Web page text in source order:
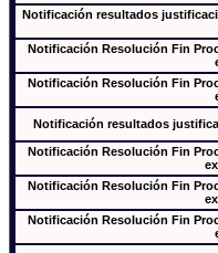
Notificación resultados
Notificación Resolución Fin
Notificación Resolución Fin
Notificación resultados
Notificación Resolución Fin
Notificación Resolución Fin
Notificación Resolución Fin